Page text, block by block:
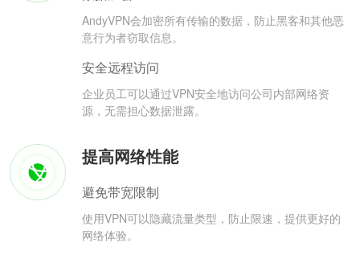
AndyVPN会加密所有传输的数据，防止黑客和其他恶
意行为者窃取信息。
安全远程访问
企业员工可以通过VPN安全地访问公司内部网络资
源，无需担心数据泄露。
提高网络性能
避免带宽限制
使用VPN可以隐藏流量类型，防止限速，提供更好的
网络体验。